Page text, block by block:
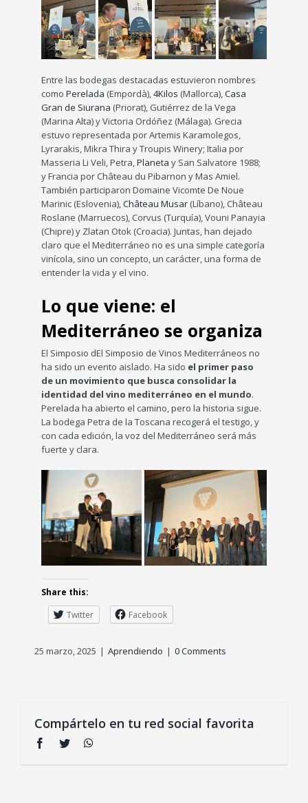
Entre las bodegas destacadas estuvieron nombres
como Perelada (Empordà),4Kilos (Mallorca),Casa
Gran de Siurana (Priorat), Gutiérrez de la Vega
(Marina Alta) y Victoria Ordóñez (Málaga). Grecia
estuvo representada por Artemis Karamolegos,
Lyrarakis, Mikra Thira y Troupis Winery; Italia por
Masseria Li Veli, Petra,Planeta y San Salvatore 1988;
y Francia por Château du Pibarnon y Mas Amiel.
También participaron Domaine Vicomte De Noue
Marinic (Eslovenia),Château Musar (Líbano), Château
Roslane (Marruecos), Corvus (Turquía), Vouni Panayia
(Chipre) y Zlatan Otok (Croacia). Juntas, han dejado
claro que el Mediterráneo no es una simple categoría
vinícola, sino un concepto, un carácter, una forma de
entender la vida y el vino.
Lo que viene: el
Mediterráneo se organiza
El Simposio dEl Simposio de Vinos Mediterráneos no
ha sido un evento aislado. Ha sido el primer paso
de un movimiento que busca consolidar la
identidad del vino mediterráneo en el mundo.
Perelada ha abierto el camino, pero la historia sigue.
La bodega Petra de la Toscana recogerá el testigo, y
con cada edición, la voz del Mediterráneo será más
fuerte y clara.
Share this:
Twitter
Facebook
25 marzo, 2025 | Aprendiendo | 0 Comments
Compártelo en tu red social favorita
Facebook
Twitter